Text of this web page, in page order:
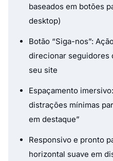
baseados em botões
desktop)
Botão “Siga-nos”:
direcionar seguidores
seu site
Espaçamento
distrações mínimas
em destaque”
Responsivo e pronto
horizontal suave em